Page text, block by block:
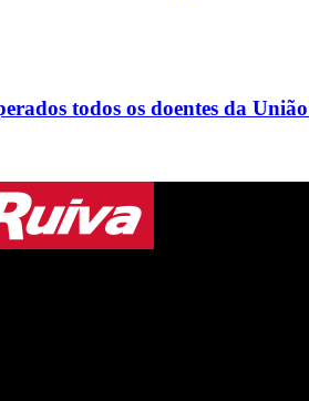
todos os doentes da